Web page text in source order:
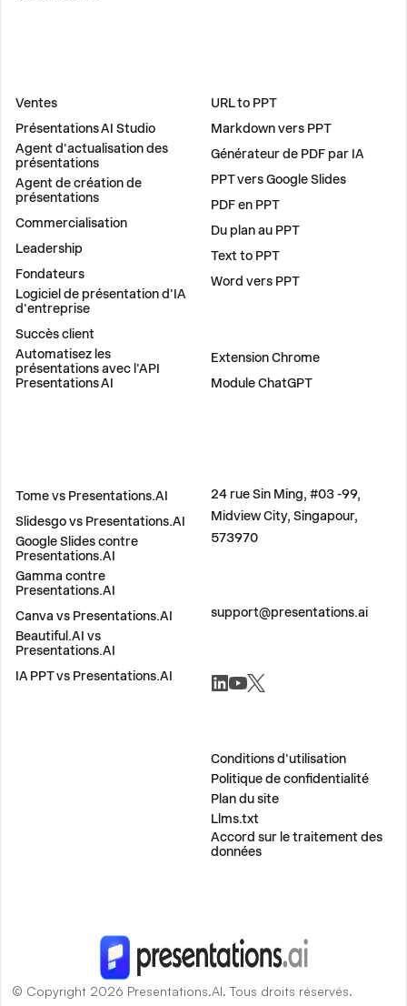
Ventes
Présentations AI Studio
Agent d'actualisation des
présentations
Agent de création de
présentations
Commercialisation
Leadership
Fondateurs
Logiciel de présentation d'IA
d'entreprise
Succès client
Automatisez les
présentations avec l'API
Presentations AI
URL to PPT
Markdown vers PPT
Générateur de PDF par IA
PPT vers Google Slides
PDF en PPT
Du plan au PPT
Text to PPT
Word vers PPT
Extension Chrome
Module ChatGPT
Tome vs Presentations.AI
Slidesgo vs Presentations.AI
Google Slides contre
Presentations.AI
Gamma contre
Presentations.AI
Canva vs Presentations.AI
Beautiful.AI vs
Presentations.AI
IA PPT vs Presentations.AI
24 rue Sin Ming, #03 -99,
Midview City, Singapour,
573970
support@presentations.ai
Conditions d'utilisation
Politique de confidentialité
Plan du site
Llms.txt
Accord sur le traitement des
données
© Copyright 2026 Presentations.AI. Tous droits réservés.